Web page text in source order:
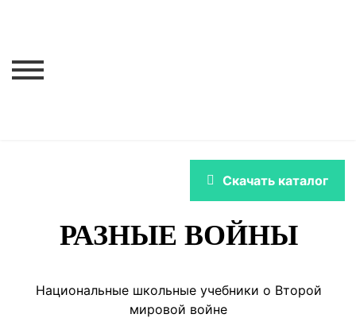
Скачать каталог
РАЗНЫЕ ВОЙНЫ
Национальные школьные учебники о Второй
мировой войне